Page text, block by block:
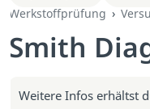
Werkstoffprüfung
Smith
Weitere Infos erhältst